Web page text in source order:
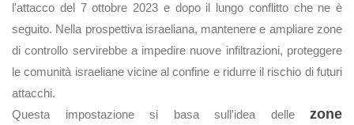
l'attacco del 7 ottobre 2023 e dopo il lungo conflitto che ne è
seguito. Nella prospettiva israeliana, mantenere e ampliare zone
di controllo servirebbe a impedire nuove infiltrazioni, proteggere
le comunità israeliane vicine al confine e ridurre il rischio di futuri
attacchi.
Questa impostazione si basa sull'idea delle zone